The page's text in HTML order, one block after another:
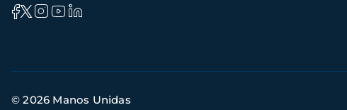
de
© 2026 Manos Unidas